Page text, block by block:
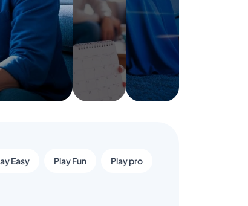
Easy Play Fun Play pro